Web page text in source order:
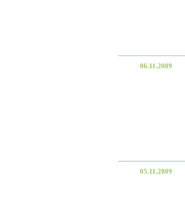
06.11.2009
05.11.2009